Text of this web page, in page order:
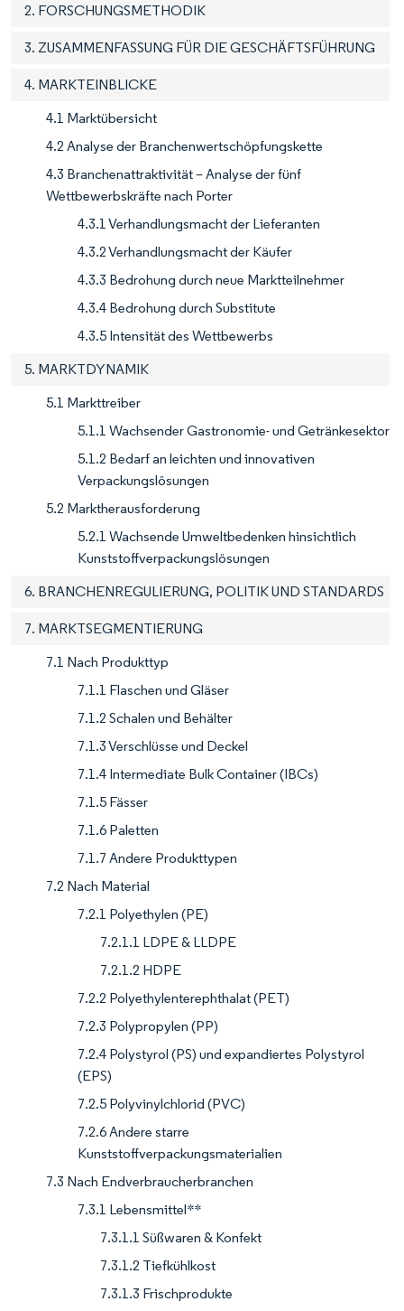
2. FORSCHUNGSMETHODIK
3. ZUSAMMENFASSUNG FÜR DIE GESCHÄFTSFÜHRUNG
4. MARKTEINBLICKE
4.1 Marktübersicht
4.2 Analyse der Branchenwertschöpfungskette
4.3 Branchenattraktivität – Analyse der fünf
Wettbewerbskräfte nach Porter
4.3.1 Verhandlungsmacht der Lieferanten
4.3.2 Verhandlungsmacht der Käufer
4.3.3 Bedrohung durch neue Marktteilnehmer
4.3.4 Bedrohung durch Substitute
4.3.5 Intensität des Wettbewerbs
5. MARKTDYNAMIK
5.1 Markttreiber
5.1.1 Wachsender Gastronomie- und Getränkesektor
5.1.2 Bedarf an leichten und innovativen
Verpackungslösungen
5.2 Marktherausforderung
5.2.1 Wachsende Umweltbedenken hinsichtlich
Kunststoffverpackungslösungen
6. BRANCHENREGULIERUNG, POLITIK UND STANDARDS
7. MARKTSEGMENTIERUNG
7.1 Nach Produkttyp
7.1.1 Flaschen und Gläser
7.1.2 Schalen und Behälter
7.1.3 Verschlüsse und Deckel
7.1.4 Intermediate Bulk Container (IBCs)
7.1.5 Fässer
7.1.6 Paletten
7.1.7 Andere Produkttypen
7.2 Nach Material
7.2.1 Polyethylen (PE)
7.2.1.1 LDPE & LLDPE
7.2.1.2 HDPE
7.2.2 Polyethylenterephthalat (PET)
7.2.3 Polypropylen (PP)
7.2.4 Polystyrol (PS) und expandiertes Polystyrol
(EPS)
7.2.5 Polyvinylchlorid (PVC)
7.2.6 Andere starre
Kunststoffverpackungsmaterialien
7.3 Nach Endverbraucherbranchen
7.3.1 Lebensmittel**
7.3.1.1 Süßwaren & Konfekt
7.3.1.2 Tiefkühlkost
7.3.1.3 Frischprodukte